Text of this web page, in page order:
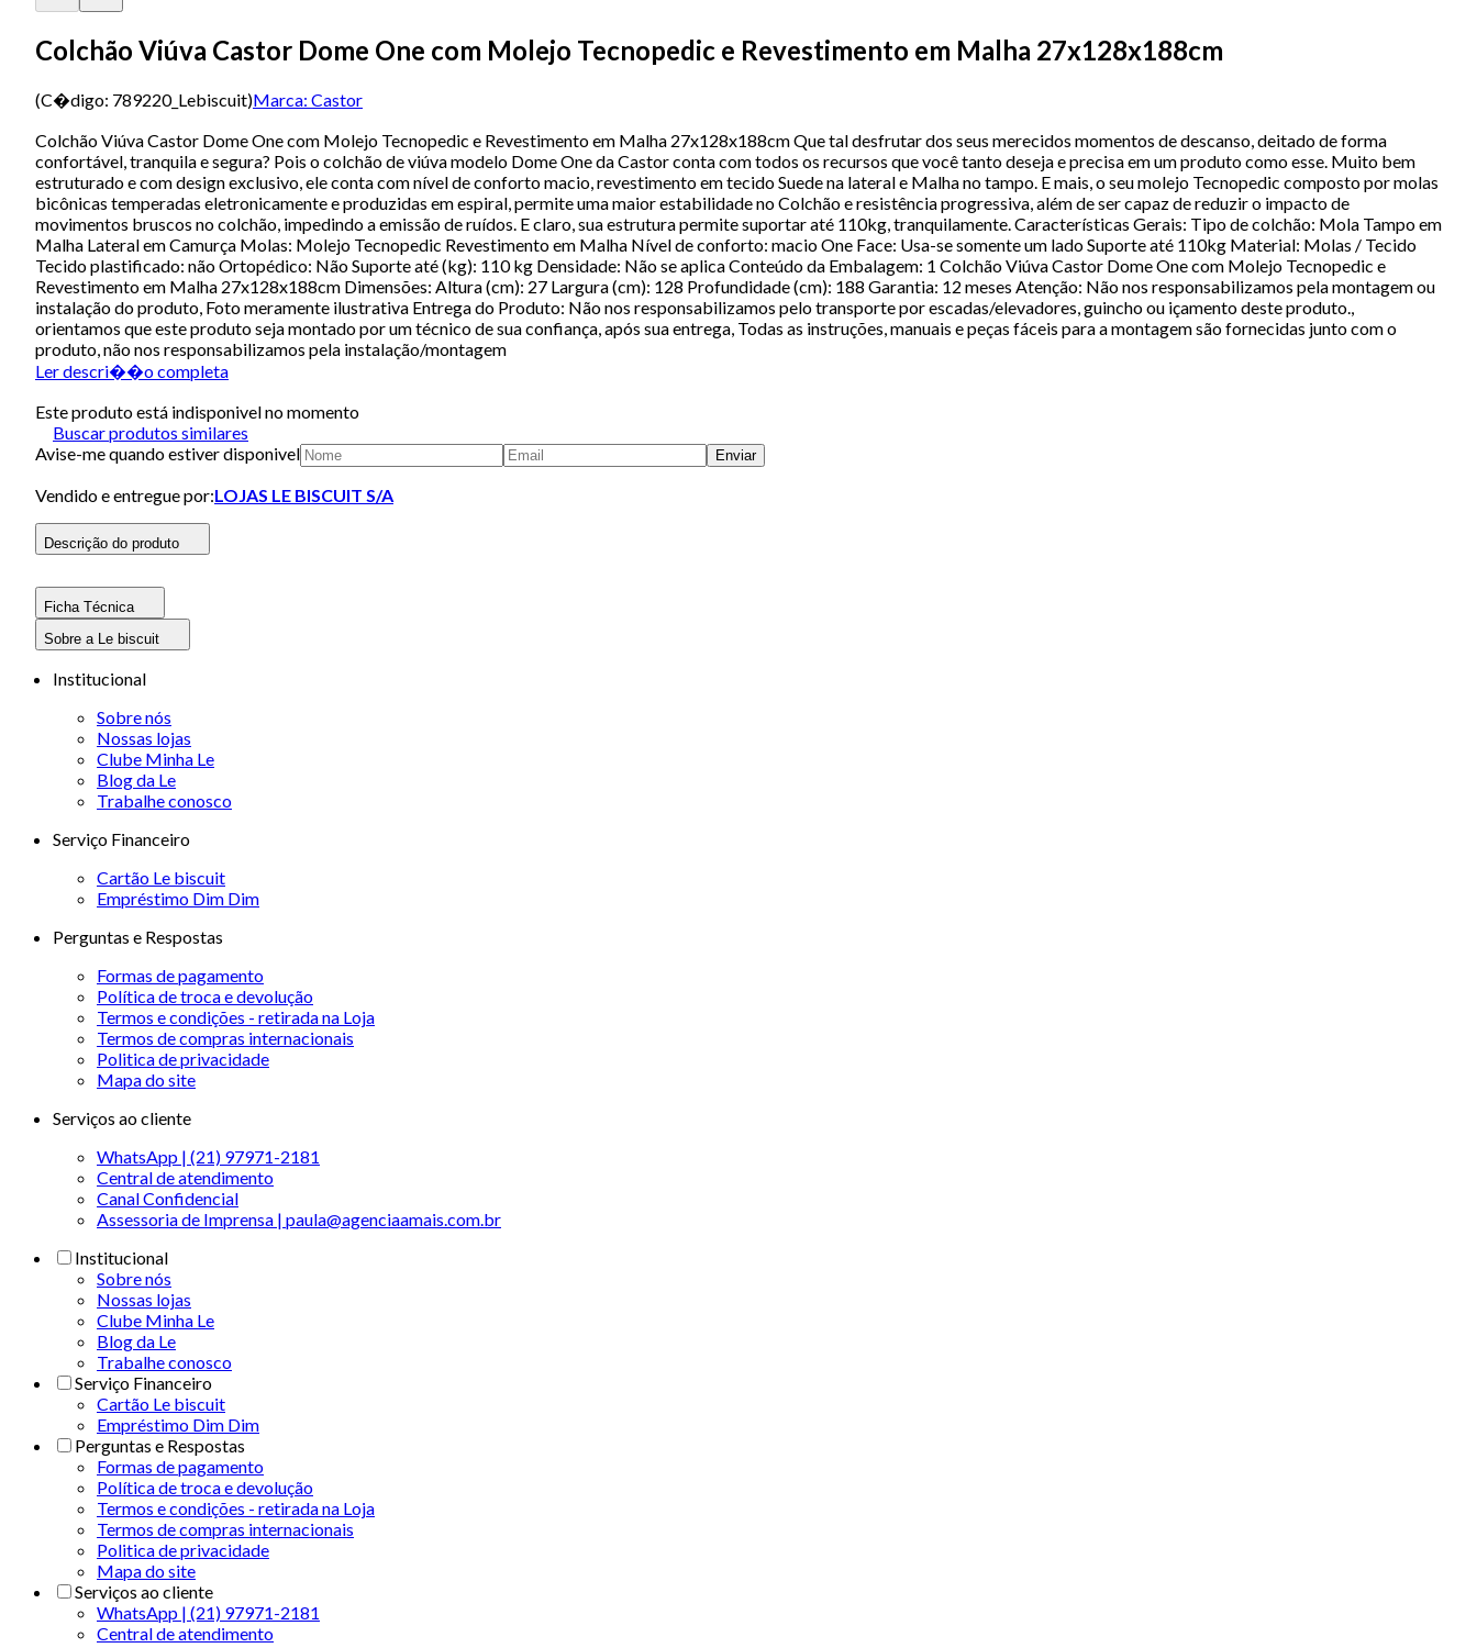
Colchão Viúva Castor Dome One com Molejo Tecnopedic e Revestimento em Malha 27x128x188cm
(C�digo: 789220_Lebiscuit)Marca: Castor
Colchão Viúva Castor Dome One com Molejo Tecnopedic e Revestimento em Malha 27x128x188cm Que tal desfrutar dos seus merecidos momentos de descanso, deitado de forma
confortável, tranquila e segura? Pois o colchão de viúva modelo Dome One da Castor conta com todos os recursos que você tanto deseja e precisa em um produto como esse. Muito bem
estruturado e com design exclusivo, ele conta com nível de conforto macio, revestimento em tecido Suede na lateral e Malha no tampo. E mais, o seu molejo Tecnopedic composto por molas
bicônicas temperadas eletronicamente e produzidas em espiral, permite uma maior estabilidade no Colchão e resistência progressiva, além de ser capaz de reduzir o impacto de
movimentos bruscos no colchão, impedindo a emissão de ruídos. E claro, sua estrutura permite suportar até 110kg, tranquilamente. Características Gerais: Tipo de colchão: Mola Tampo em
Malha Lateral em Camurça Molas: Molejo Tecnopedic Revestimento em Malha Nível de conforto: macio One Face: Usa-se somente um lado Suporte até 110kg Material: Molas / Tecido
Tecido plastificado: não Ortopédico: Não Suporte até (kg): 110 kg Densidade: Não se aplica Conteúdo da Embalagem: 1 Colchão Viúva Castor Dome One com Molejo Tecnopedic e
Revestimento em Malha 27x128x188cm Dimensões: Altura (cm): 27 Largura (cm): 128 Profundidade (cm): 188 Garantia: 12 meses Atenção: Não nos responsabilizamos pela montagem ou
instalação do produto, Foto meramente ilustrativa Entrega do Produto: Não nos responsabilizamos pelo transporte por escadas/elevadores, guincho ou içamento deste produto.,
orientamos que este produto seja montado por um técnico de sua confiança, após sua entrega, Todas as instruções, manuais e peças fáceis para a montagem são fornecidas junto com o
produto, não nos responsabilizamos pela instalação/montagem
Ler descri��o completa
Este produto está indisponivel no momento
Buscar produtos similares
Avise-me quando estiver disponivel
Enviar
Vendido e entregue por:LOJAS LE BISCUIT S/A
Descrição do produto
Ficha Técnica
Sobre a Le biscuit
Institucional
Sobre nós
Nossas lojas
Clube Minha Le
Blog da Le
Trabalhe conosco
Serviço Financeiro
Cartão Le biscuit
Empréstimo Dim Dim
Perguntas e Respostas
Formas de pagamento
Política de troca e devolução
Termos e condições - retirada na Loja
Termos de compras internacionais
Politica de privacidade
Mapa do site
Serviços ao cliente
WhatsApp | (21) 97971-2181
Central de atendimento
Canal Confidencial
Assessoria de Imprensa | paula@agenciaamais.com.br
Institucional
Sobre nós
Nossas lojas
Clube Minha Le
Blog da Le
Trabalhe conosco
Serviço Financeiro
Cartão Le biscuit
Empréstimo Dim Dim
Perguntas e Respostas
Formas de pagamento
Política de troca e devolução
Termos e condições - retirada na Loja
Termos de compras internacionais
Politica de privacidade
Mapa do site
Serviços ao cliente
WhatsApp | (21) 97971-2181
Central de atendimento